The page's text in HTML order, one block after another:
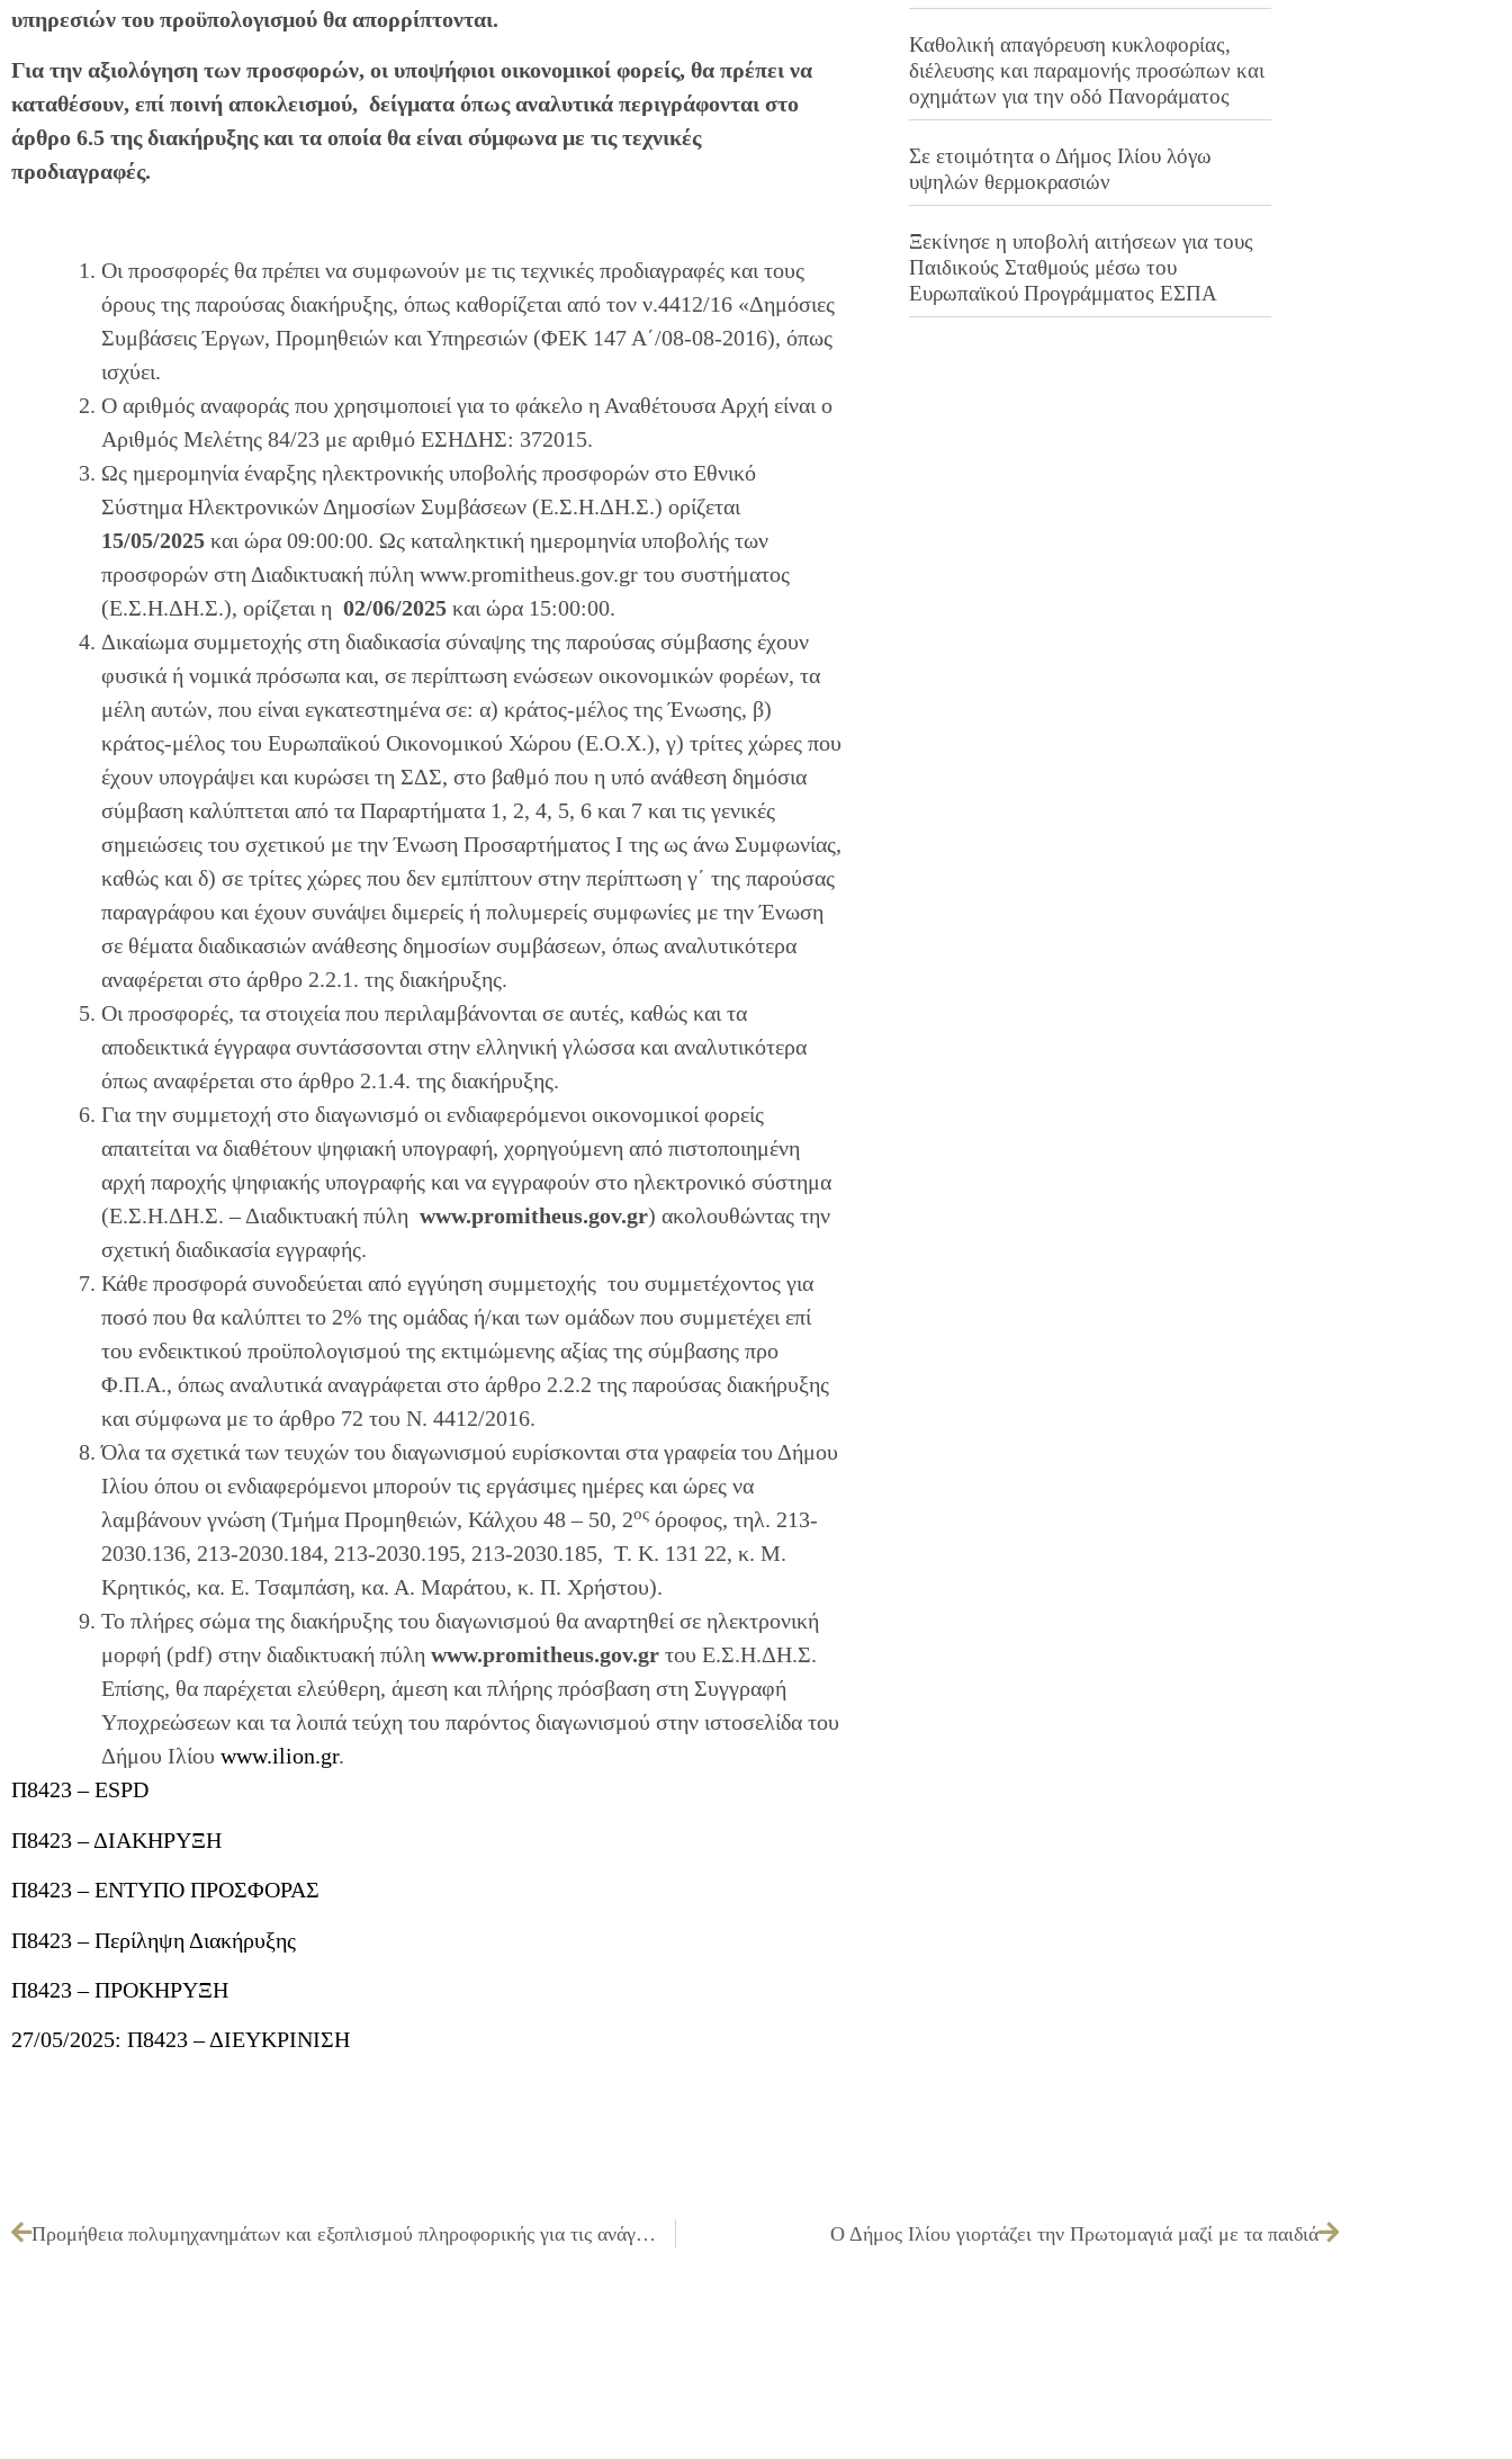
υπηρεσιών του προϋπολογισμού θα απορρίπτονται.
Για την αξιολόγηση των προσφορών, οι υποψήφιοι οικονομικοί φορείς, θα πρέπει να
καταθέσουν, επί ποινή αποκλεισμού, δείγματα όπως αναλυτικά περιγράφονται στο
άρθρο 6.5 της διακήρυξης και τα οποία θα είναι σύμφωνα με τις τεχνικές
προδιαγραφές.
Οι προσφορές θα πρέπει να συμφωνούν με τις τεχνικές προδιαγραφές και τους
όρους της παρούσας διακήρυξης, όπως καθορίζεται από τον ν.4412/16 «Δημόσιες
Συμβάσεις Έργων, Προμηθειών και Υπηρεσιών (ΦΕΚ 147 Α΄/08-08-2016), όπως
ισχύει.
Ο αριθμός αναφοράς που χρησιμοποιεί για το φάκελο η Αναθέτουσα Αρχή είναι ο
Αριθμός Μελέτης 84/23 με αριθμό ΕΣΗΔΗΣ: 372015.
Ως ημερομηνία έναρξης ηλεκτρονικής υποβολής προσφορών στο Εθνικό
Σύστημα Ηλεκτρονικών Δημοσίων Συμβάσεων (Ε.Σ.Η.ΔΗ.Σ.) ορίζεται
15/05/2025 και ώρα 09:00:00. Ως καταληκτική ημερομηνία υποβολής των
προσφορών στη Διαδικτυακή πύλη www.promitheus.gov.gr του συστήματος
(Ε.Σ.Η.ΔΗ.Σ.), ορίζεται η 02/06/2025 και ώρα 15:00:00.
Δικαίωμα συμμετοχής στη διαδικασία σύναψης της παρούσας σύμβασης έχουν
φυσικά ή νομικά πρόσωπα και, σε περίπτωση ενώσεων οικονομικών φορέων, τα
μέλη αυτών, που είναι εγκατεστημένα σε: α) κράτος-μέλος της Ένωσης, β)
κράτος-μέλος του Ευρωπαϊκού Οικονομικού Χώρου (Ε.Ο.Χ.), γ) τρίτες χώρες που
έχουν υπογράψει και κυρώσει τη ΣΔΣ, στο βαθμό που η υπό ανάθεση δημόσια
σύμβαση καλύπτεται από τα Παραρτήματα 1, 2, 4, 5, 6 και 7 και τις γενικές
σημειώσεις του σχετικού με την Ένωση Προσαρτήματος I της ως άνω Συμφωνίας,
καθώς και δ) σε τρίτες χώρες που δεν εμπίπτουν στην περίπτωση γ΄ της παρούσας
παραγράφου και έχουν συνάψει διμερείς ή πολυμερείς συμφωνίες με την Ένωση
σε θέματα διαδικασιών ανάθεσης δημοσίων συμβάσεων, όπως αναλυτικότερα
αναφέρεται στο άρθρο 2.2.1. της διακήρυξης.
Οι προσφορές, τα στοιχεία που περιλαμβάνονται σε αυτές, καθώς και τα
αποδεικτικά έγγραφα συντάσσονται στην ελληνική γλώσσα και αναλυτικότερα
όπως αναφέρεται στο άρθρο 2.1.4. της διακήρυξης.
Για την συμμετοχή στο διαγωνισμό οι ενδιαφερόμενοι οικονομικοί φορείς
απαιτείται να διαθέτουν ψηφιακή υπογραφή, χορηγούμενη από πιστοποιημένη
αρχή παροχής ψηφιακής υπογραφής και να εγγραφούν στο ηλεκτρονικό σύστημα
(Ε.Σ.Η.ΔΗ.Σ. – Διαδικτυακή πύλη www.promitheus.gov.gr) ακολουθώντας την
σχετική διαδικασία εγγραφής.
Κάθε προσφορά συνοδεύεται από εγγύηση συμμετοχής του συμμετέχοντος για
ποσό που θα καλύπτει το 2% της ομάδας ή/και των ομάδων που συμμετέχει επί
του ενδεικτικού προϋπολογισμού της εκτιμώμενης αξίας της σύμβασης προ
Φ.Π.Α., όπως αναλυτικά αναγράφεται στο άρθρο 2.2.2 της παρούσας διακήρυξης
και σύμφωνα με το άρθρο 72 του Ν. 4412/2016.
Όλα τα σχετικά των τευχών του διαγωνισμού ευρίσκονται στα γραφεία του Δήμου
Ιλίου όπου οι ενδιαφερόμενοι μπορούν τις εργάσιμες ημέρες και ώρες να
λαμβάνουν γνώση (Τμήμα Προμηθειών, Κάλχου 48 – 50, 2ος όροφος, τηλ. 213-
2030.136, 213-2030.184, 213-2030.195, 213-2030.185, Τ. Κ. 131 22, κ. Μ.
Κρητικός, κα. Ε. Τσαμπάση, κα. Α. Μαράτου, κ. Π. Χρήστου).
Το πλήρες σώμα της διακήρυξης του διαγωνισμού θα αναρτηθεί σε ηλεκτρονική
μορφή (pdf) στην διαδικτυακή πύλη www.promitheus.gov.gr του Ε.Σ.Η.ΔΗ.Σ.
Επίσης, θα παρέχεται ελεύθερη, άμεση και πλήρης πρόσβαση στη Συγγραφή
Υποχρεώσεων και τα λοιπά τεύχη του παρόντος διαγωνισμού στην ιστοσελίδα του
Δήμου Ιλίου www.ilion.gr.
Π8423 – ESPD
Π8423 – ΔΙΑΚΗΡΥΞΗ
Π8423 – ΕΝΤΥΠΟ ΠΡΟΣΦΟΡΑΣ
Π8423 – Περίληψη Διακήρυξης
Π8423 – ΠΡΟΚΗΡΥΞΗ
27/05/2025: Π8423 – ΔΙΕΥΚΡΙΝΙΣΗ
Καθολική απαγόρευση κυκλοφορίας,
διέλευσης και παραμονής προσώπων και
οχημάτων για την οδό Πανοράματος
Σε ετοιμότητα ο Δήμος Ιλίου λόγω
υψηλών θερμοκρασιών
Ξεκίνησε η υποβολή αιτήσεων για τους
Παιδικούς Σταθμούς μέσω του
Ευρωπαϊκού Προγράμματος ΕΣΠΑ
Προμήθεια πολυμηχανημάτων και εξοπλισμού πληροφορικής για τις ανάγκες των Σχολικών Μονάδων και των υπηρεσιών του Δήμου Ιλίου για το έτος 2025 Ο Δήμος Ιλίου γιορτάζει την Πρωτομαγιά μαζί με τα παιδιά